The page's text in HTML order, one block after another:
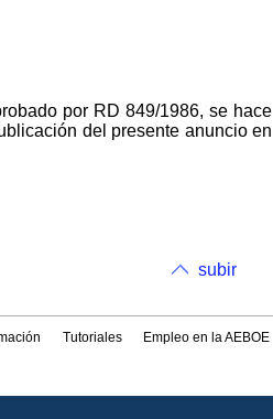
por RD 849/1986, se hace
del presente anuncio en
subir
Tutoriales Empleo en la AEBOE